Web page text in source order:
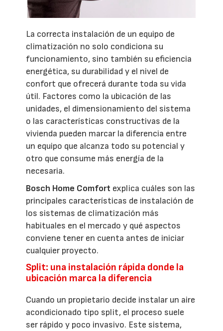
La correcta instalación de un equipo de
climatización no solo condiciona su
funcionamiento, sino también su eficiencia
energética, su durabilidad y el nivel de
confort que ofrecerá durante toda su vida
útil. Factores como la ubicación de las
unidades, el dimensionamiento del sistema
o las características constructivas de la
vivienda pueden marcar la diferencia entre
un equipo que alcanza todo su potencial y
otro que consume más energía de la
necesaria.
Bosch Home Comfort explica cuáles son las
principales características de instalación de
los sistemas de climatización más
habituales en el mercado y qué aspectos
conviene tener en cuenta antes de iniciar
cualquier proyecto.
Split: una instalación rápida donde la
ubicación marca la diferencia
Cuando un propietario decide instalar un aire
acondicionado tipo split, el proceso suele
ser rápido y poco invasivo. Este sistema,